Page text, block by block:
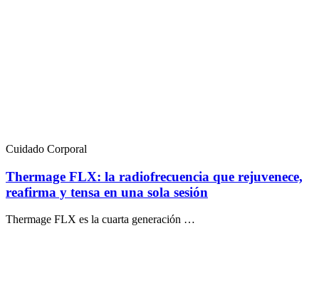
Cuidado Corporal
Thermage FLX: la radiofrecuencia que rejuvenece,
reafirma y tensa en una sola sesión
Thermage FLX es la cuarta generación …